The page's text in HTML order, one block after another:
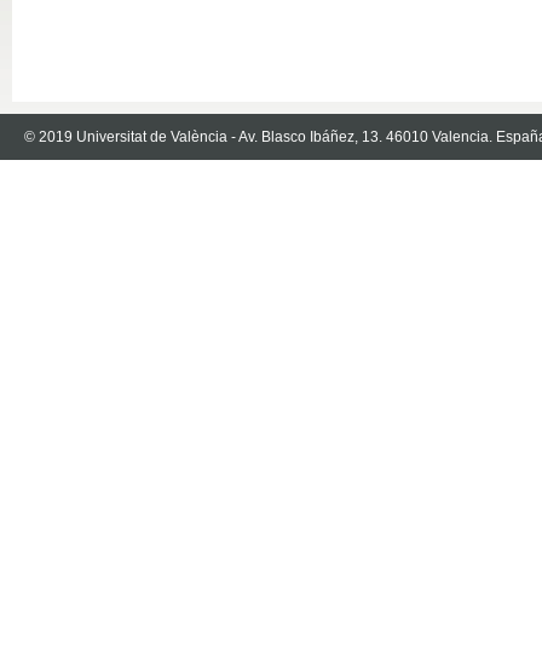
© 2019 Universitat de València - Av. Blasco Ibáñez, 13. 46010 Valencia.